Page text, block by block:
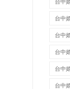
台中
台中
台中
台中
台中